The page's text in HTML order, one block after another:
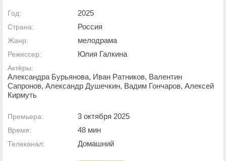
Год: 2025
Страна: Россия
Жанр: мелодрама
Режиссер: Юлия Галкина
Актёры:
Александра Бурьянова, Иван Ратников, Валентин
Сапронов, Александр Душечкин, Вадим Гончаров, Алексей
Кирмуть
Премьера: 3 октября 2025
Время: 48 мин
Телеканал: Домашний